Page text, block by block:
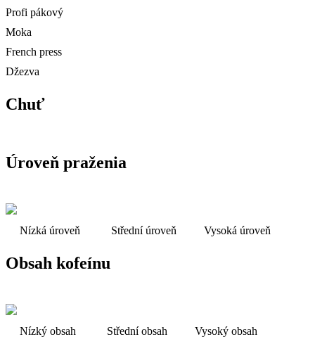
Profi pákový
Moka
French press
Džezva
Chuť
Úroveň praženia
Nízká úroveň Střední úroveň Vysoká úroveň
Obsah kofeínu
Nízký obsah Střední obsah
Vysoký obsah